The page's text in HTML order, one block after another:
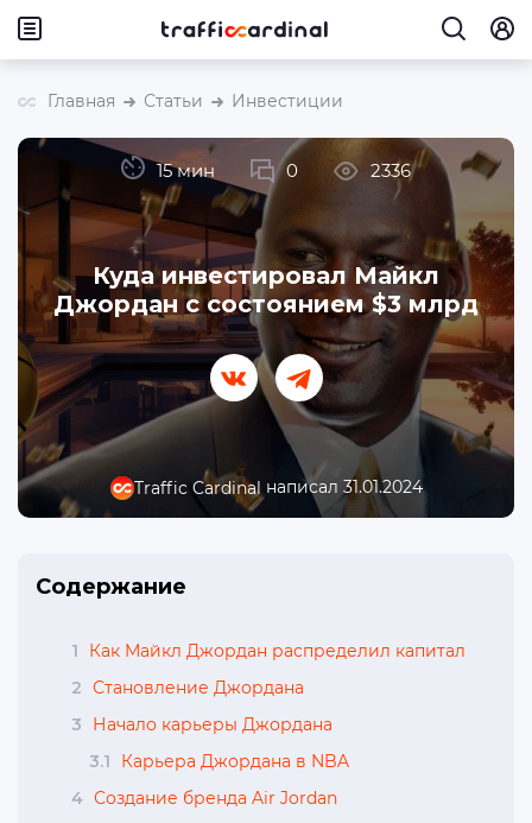
Главная Статьи Инвестиции
Traffic Cardinal написал 31.01.2024
Куда инвестировал Майкл
Джордан с состоянием $3 млрд
15 мин 0 2336
Содержание
1
Как Майкл Джордан распределил капитал
2 Становление Джордана
3
Начало карьеры Джордана
3.1
Карьера Джордана в NBA
4 Создание бренда Air Jordan